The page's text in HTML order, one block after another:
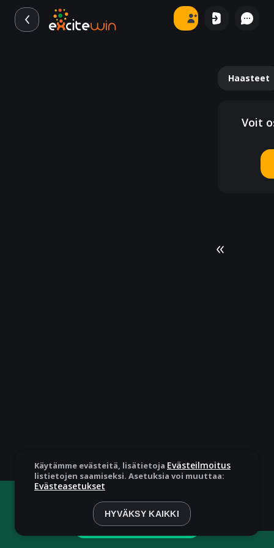
paljon jännittävämpää
Pelaa oikealla rahalla
Haasteet
Voit
Käytämme evästeitä, lisätietoja Evästeilmoitus
listietojen saamiseksi. Asetuksia voi muuttaa:
Evästeasetukset
HYVÄKSY KAIKKI